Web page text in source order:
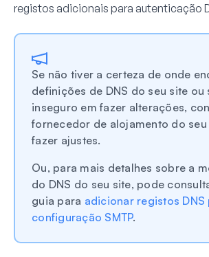
registos adicionais para autenticação
Se não tiver a certeza de onde
definições de DNS do seu site ou
inseguro em fazer alterações,
fornecedor de alojamento do seu
fazer ajustes.
Ou, para mais detalhes sobre a
do DNS do seu site, pode
guia para adicionar registos DNS
configuração SMTP.